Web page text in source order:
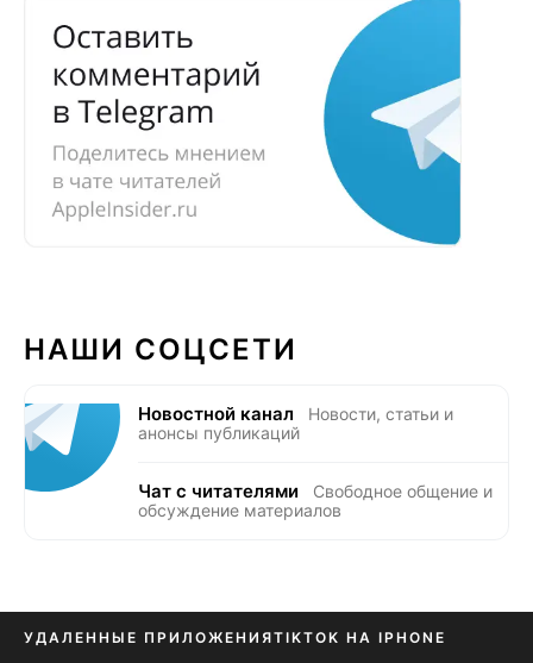
НАШИ СОЦСЕТИ
Новостной канал
Новости, статьи и
анонсы публикаций
Чат с читателями
Свободное общение и
обсуждение материалов
УДАЛЕННЫЕ ПРИЛОЖЕНИЯTIKTOK НА IPHONE